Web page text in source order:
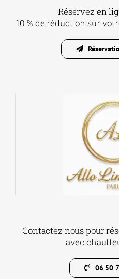
Réservez en
10 % de réduction sur
Contactez nous pour
avec
06 50